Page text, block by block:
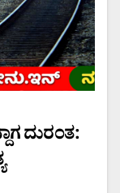
ದುರಂತ: